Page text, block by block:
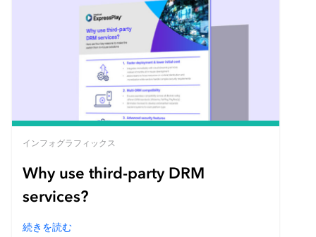
インフォグラフィックス
Why use third-party DRM
services?
続きを読む